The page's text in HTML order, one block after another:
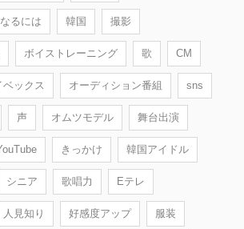
るには 韓国 撮影
ボイストレーニング 歌 CM
ベックス オーディション番組 sns
声 オムツモデル 舞台出演
きっかけ 韓国アイドル
シニア 歌唱力 Eテレ
人見知り 好感度アップ 服装